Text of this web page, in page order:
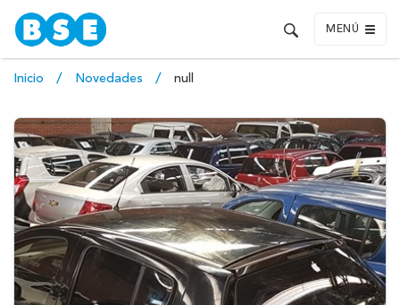
MENÚ
Inicio Novedades null